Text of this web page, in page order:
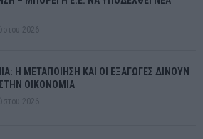
2026
Η ΜΕΤΑΠΟΙΗΣΗ ΚΑΙ ΟΙ ΕΞΑΓΩΓΕΣ ΔΙΝΟΥΝ
ΟΙΚΟΝΟΜΙΑ
2026